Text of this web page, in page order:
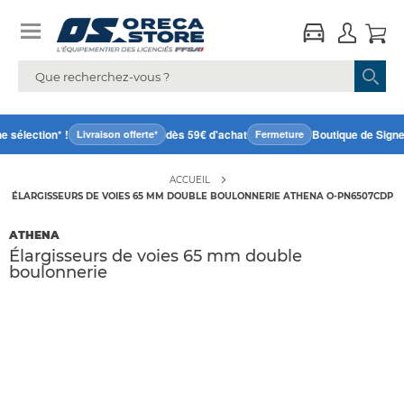
sélection* ! Livraison offerte* dès 59€ d'achat Fermeture Boutique de
ACCUEIL
ÉLARGISSEURS DE VOIES 65 MM DOUBLE BOULONNERIE ATHENA O-PN6507CDP
ATHENA
Élargisseurs de voies 65 mm double
boulonnerie